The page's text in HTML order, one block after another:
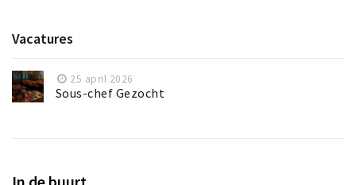
Vacatures
25 april 2026
Sous-chef Gezocht